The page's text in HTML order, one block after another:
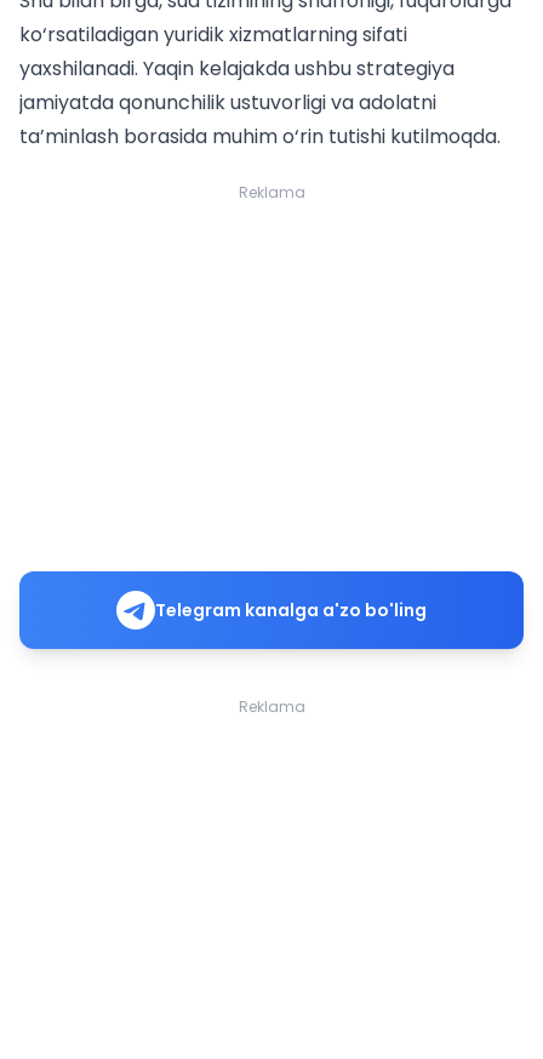
ko‘rsatiladigan yuridik xizmatlarning sifati
yaxshilanadi. Yaqin kelajakda ushbu strategiya
jamiyatda qonunchilik ustuvorligi va adolatni
ta’minlash borasida muhim o‘rin tutishi kutilmoqda.
Reklama
Telegram kanalga a'zo bo'ling
Reklama